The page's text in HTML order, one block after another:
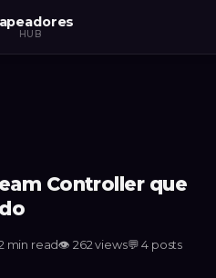
HUB
Controller que
min read👁 262views💬4 posts